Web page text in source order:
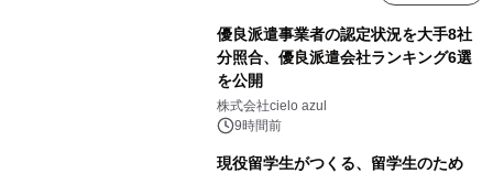
優良派遣事業者の認定状況を大手8社
分照合、優良派遣会社ランキング6選
を公開
株式会社cielo azul
9時間前
現役留学生がつくる、留学生のため